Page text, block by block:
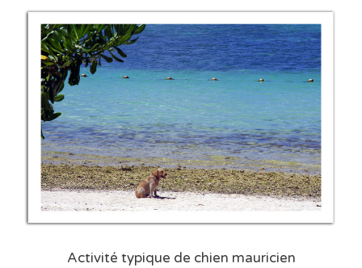
Activité typique de chien mauricien